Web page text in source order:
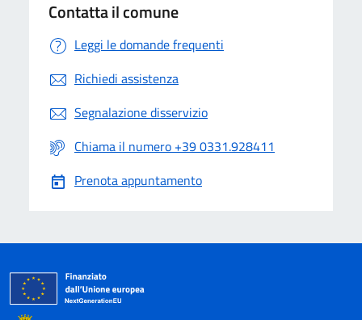
Contatta il comune
Leggi le domande frequenti
Richiedi assistenza
Segnalazione disservizio
Chiama il numero +39 0331.928411
Prenota appuntamento